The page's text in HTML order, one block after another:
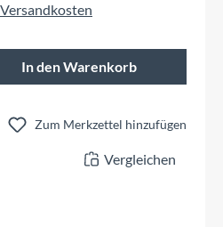
Gib den gewünschten
In den Warenkorb
Zum Merkzettel hinzufügen
Vergleichen